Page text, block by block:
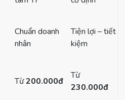
Chuẩn doanh
nhân
Tiện lợi – tiết
kiệm
Từ200.000đ
Từ
230.000đ